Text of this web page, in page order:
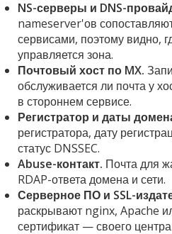
NS-серверы и DNS-
nameserver'ов
сервисами, поэтому видно,
управляется зона.
Почтовый хост по MX.
обслуживается ли почта у
в стороннем сервисе.
Регистратор и даты
регистратора, дату
статус DNSSEC.
Abuse-контакт. Почта для
RDAP-ответа домена и сети.
Серверное ПО и SSL-
раскрывают nginx, Apache
сертификат — своего